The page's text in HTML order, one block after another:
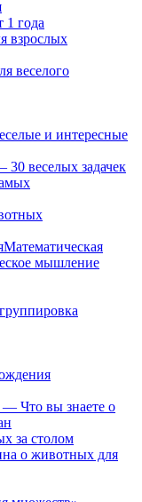
1 года
взрослых
веселого
и интересные
30 веселых задачек
Математическая
мышление
Что вы знаете о
за столом
о животных для